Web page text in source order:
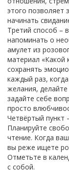
этого позволяет
начинать
Третий способ –
напоминать о
амулет из
материал «Какой
сохранять
каждый раз,
желания, делайте
задайте себе
просто
Четвёртый пункт
Планируйте
чтение. Когда
вы реже ищете
Отметьте в
с собой.